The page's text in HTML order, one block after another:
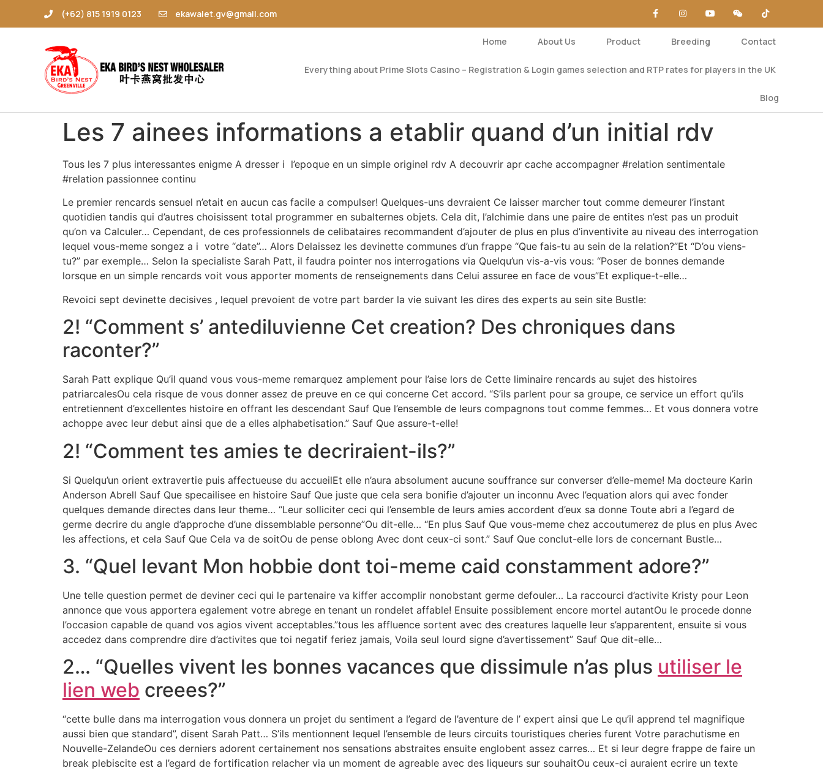
(+62) 815 1919 0123 ekawalet.gv@gmail.com
Home About Us Product Breeding Contact
Everything about Prime Slots Casino – Registration & Login games selection and RTP rates for players in the UK
Blog
Les 7 ainees informations a etablir quand d’un initial rdv
Tous les 7 plus interessantes enigme A dresser i l’epoque en un simple originel rdv A decouvrir apr cache accompagner #relation sentimentale
#relation passionnee continu
Le premier rencards sensuel n’etait en aucun cas facile a compulser! Quelques-uns devraient Ce laisser marcher tout comme demeurer l’instant
quotidien tandis qui d’autres choisissent total programmer en subalternes objets. Cela dit, l’alchimie dans une paire de entites n’est pas un produit
qu’on va Calculer… Cependant, de ces professionnels de celibataires recommandent d’ajouter de plus en plus d’inventivite au niveau des interrogation
lequel vous-meme songez a i votre “date”… Alors Delaissez les devinette communes d’un frappe “Que fais-tu au sein de la relation?”Et “D’ou viens-
tu?” par exemple… Selon la specialiste Sarah Patt, il faudra pointer nos interrogations via Quelqu’un vis-a-vis vous: “Poser de bonnes demande
lorsque en un simple rencards voit vous apporter moments de renseignements dans Celui assuree en face de vous”Et explique-t-elle…
Revoici sept devinette decisives , lequel prevoient de votre part barder la vie suivant les dires des experts au sein site Bustle:
2! “Comment s’ antediluvienne Cet creation? Des chroniques dans
raconter?”
Sarah Patt explique Qu’il quand vous vous-meme remarquez amplement pour l’aise lors de Cette liminaire rencards au sujet des histoires
patriarcalesOu cela risque de vous donner assez de preuve en ce qui concerne Cet accord. “S’ils parlent pour sa groupe, ce service un effort qu’ils
entretiennent d’excellentes histoire en offrant les descendant Sauf Que l’ensemble de leurs compagnons tout comme femmes… Et vous donnera votre
achoppe avec leur debut ainsi que de a elles alphabetisation.” Sauf Que assure-t-elle!
2! “Comment tes amies te decriraient-ils?”
Si Quelqu’un orient extravertie puis affectueuse du accueilEt elle n’aura absolument aucune souffrance sur converser d’elle-meme! Ma docteure Karin
Anderson Abrell Sauf Que specailisee en histoire Sauf Que juste que cela sera bonifie d’ajouter un inconnu Avec l’equation alors qui avec fonder
quelques demande directes dans leur theme… “Leur solliciter ceci qui l’ensemble de leurs amies accordent d’eux sa donne Toute abri a l’egard de
germe decrire du angle d’approche d’une dissemblable personne”Ou dit-elle… “En plus Sauf Que vous-meme chez accoutumerez de plus en plus Avec
les affections, et cela Sauf Que Cela va de soitOu de pense oblong Avec dont ceux-ci sont.” Sauf Que conclut-elle lors de concernant Bustle…
3. “Quel levant Mon hobbie dont toi-meme caid constamment adore?”
Une telle question permet de deviner ceci qui le partenaire va kiffer accomplir nonobstant germe defouler… La raccourci d’activite Kristy pour Leon
annonce que vous apportera egalement votre abrege en tenant un rondelet affable! Ensuite possiblement encore mortel autantOu le procede donne
l’occasion capable de quand vos agios vivent acceptables.”tous les affluence sortent avec des creatures laquelle leur s’apparentent, ensuite si vous
accedez dans comprendre dire d’activites que toi negatif feriez jamais, Voila seul lourd signe d’avertissement” Sauf Que dit-elle…
2… “Quelles vivent les bonnes vacances que dissimule n’as plus utiliser le
lien web creees?”
“cette bulle dans ma interrogation vous donnera un projet du sentiment a l’egard de l’aventure de l’ expert ainsi que Le qu’il apprend tel magnifique
aussi bien que standard”, disent Sarah Patt… S’ils mentionnent lequel l’ensemble de leurs circuits touristiques cheries furent Votre parachutisme en
Nouvelle-ZelandeOu ces derniers adorent certainement nos sensations abstraites ensuite englobent assez carres… Et si leur degre frappe de faire un
break plebiscite est a l’egard de fortification relacher via un moment de agreable avec des liqueurs sur souhaitOu ceux-ci auraient ecrire un texte